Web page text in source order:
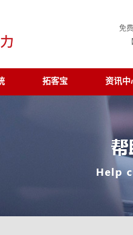
免
拓客宝 资讯中